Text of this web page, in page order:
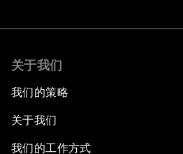
关于我们
我们的策略
关于我们
我们的工作方式